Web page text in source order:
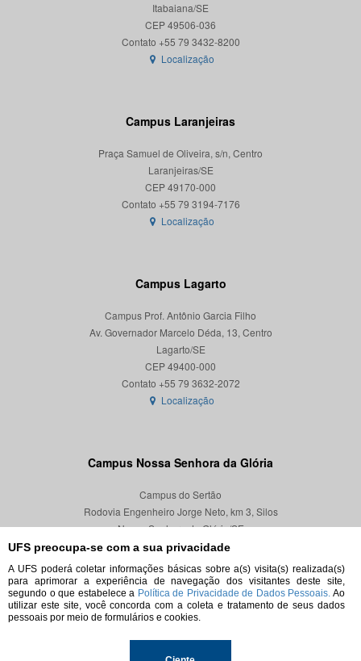
UFS preocupa-se com a sua privacidade
A UFS poderá coletar informações básicas sobre a(s) visita(s) realizada(s)
para aprimorar a experiência de navegação dos visitantes deste site,
segundo o que estabelece a Política de Privacidade de Dados Pessoais. Ao
utilizar este site, você concorda com a coleta e tratamento de seus dados
pessoais por meio de formulários e cookies.
Itabaiana/SE
CEP 49506-036
Localização
Campus Laranjeiras
Praça Samuel de Oliveira, s/n, Centro
Laranjeiras/SE
CEP 49170-000
Localização
Campus Lagarto
Campus Prof. Antônio Garcia Filho
Av. Governador Marcelo Déda, 13, Centro
Lagarto/SE
CEP 49400-000
Localização
Campus Nossa Senhora da Glória
Campus do Sertão
Rodovia Engenheiro Jorge Neto, km 3, Silos
Nossa Senhora da Glória/SE
CEP 49680-000
Localização